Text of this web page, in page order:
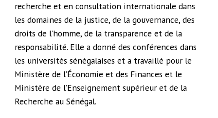
recherche et en consultation internationale dans
les domaines de la justice, de la gouvernance, des
droits de l’homme, de la transparence et de la
responsabilité. Elle a donné des conférences dans
les universités sénégalaises et a travaillé pour le
Ministère de l’Économie et des Finances et le
Ministère de l’Enseignement supérieur et de la
Recherche au Sénégal.